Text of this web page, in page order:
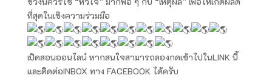
ที่สุดในเชิงความร่วมมือ
เปิดสอนออนไลน์ หากสนใจสามารถลองกดเข้าไปในLINK นี้
และติดต่อINBOX ทาง FACEBOOK ได้ครับ